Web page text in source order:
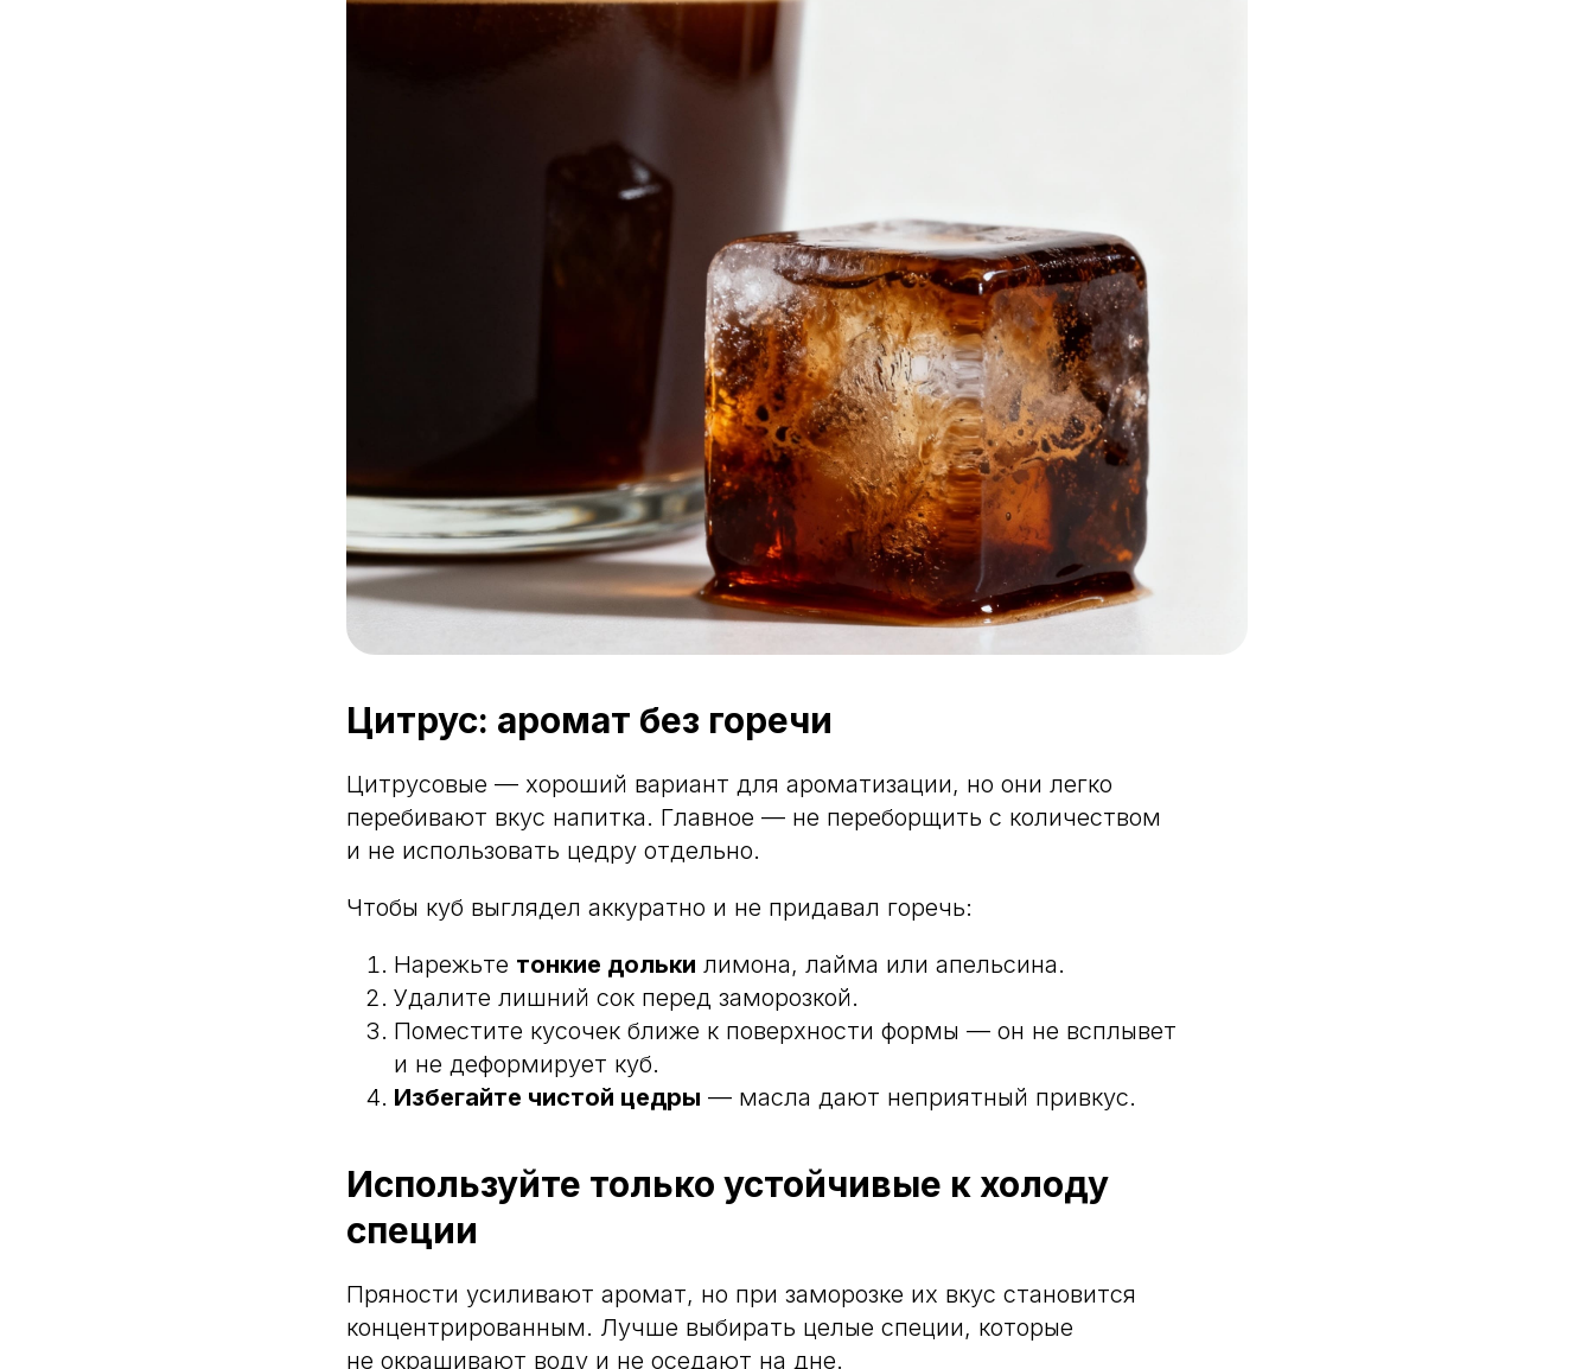
Цитрус: аромат без горечи
Цитрусовые — хороший вариант для ароматизации, но они легко
перебивают вкус напитка. Главное — не переборщить с количеством
и не использовать цедру отдельно.
Чтобы куб выглядел аккуратно и не придавал горечь:
Нарежьте тонкие дольки лимона, лайма или апельсина.
Удалите лишний сок перед заморозкой.
Поместите кусочек ближе к поверхности формы — он не всплывет
и не деформирует куб.
Избегайте чистой цедры — масла дают неприятный привкус.
Используйте только устойчивые к холоду
специи
Пряности усиливают аромат, но при заморозке их вкус становится
концентрированным. Лучше выбирать целые специи, которые
не окрашивают воду и не оседают на дне.